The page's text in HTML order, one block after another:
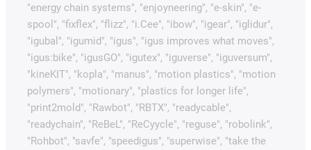
"energy chain systems", "enjoyneering", "e-skin", "e-
spool", "fixflex", "flizz", "i.Cee", "ibow", "igear", "iglidur",
"igubal", "igumid", "igus", "igus improves what moves",
"igus:bike", "igusGO", "igutex", "iguverse", "iguversum",
"kineKIT", "kopla", "manus", "motion plastics", "motion
polymers", "motionary", "plastics for longer life",
"print2mold", "Rawbot", "RBTX", "readycable",
"readychain", "ReBeL", "ReCyycle", "reguse", "robolink",
"Rohbot", "savfe", "speedigus", "superwise", "take the